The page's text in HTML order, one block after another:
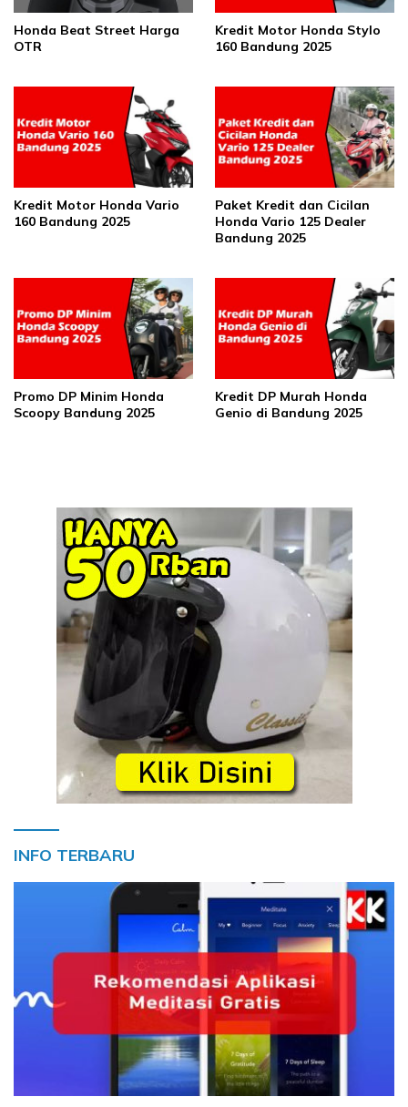
Honda Beat Street Harga
OTR
Kredit Motor Honda Stylo
160 Bandung 2025
Kredit Motor Honda Vario
160 Bandung 2025
Paket Kredit dan Cicilan
Honda Vario 125 Dealer
Bandung 2025
Promo DP Minim Honda
Scoopy Bandung 2025
Kredit DP Murah Honda
Genio di Bandung 2025
INFO TERBARU